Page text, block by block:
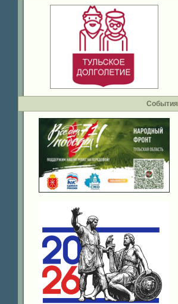
События